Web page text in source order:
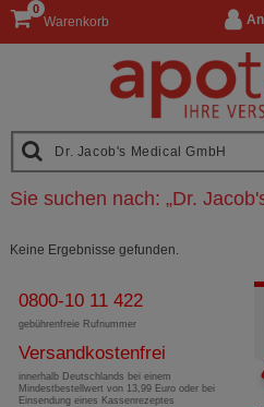
Warenkorb
0
Sie suchen nach: „Dr.
Keine Ergebnisse gefunden.
0800-10 11 422
gebührenfreie Rufnummer
Versandkostenfrei
innerhalb Deutschlands bei einem
Mindestbestellwert von 13,99 Euro oder bei
Einsendung eines Kassenrezeptes